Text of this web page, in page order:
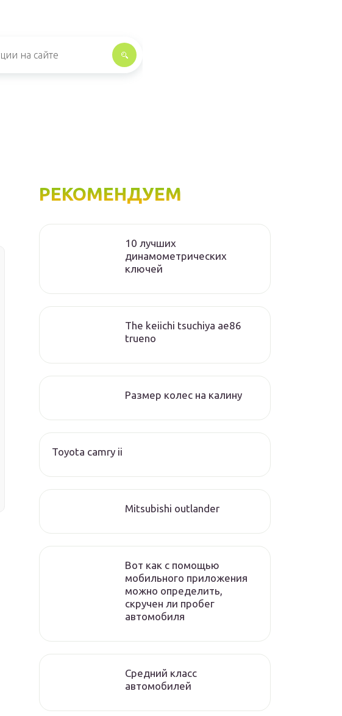
РЕКОМЕНДУЕМ
10 лучших
динамометрических
ключей
The keiichi tsuchiya ae86
trueno
Размер колес на калину
Toyota camry ii
Mitsubishi outlander
Вот как с помощью
мобильного приложения
можно определить,
скручен ли пробег
автомобиля
Средний класс
автомобилей